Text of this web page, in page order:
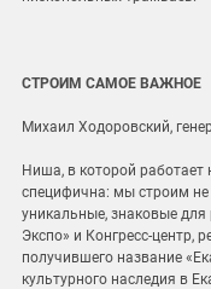
СТРОИМ САМОЕ ВАЖНОЕ
Михаил Ходоровский,
Ниша, в которой
специфична: мы строим не
уникальные, знаковые
Экспо» и Конгресс-центр,
получившего название
культурного наследия в